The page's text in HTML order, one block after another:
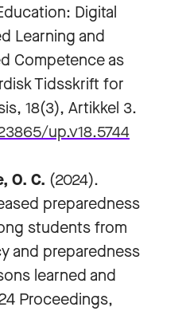
Digital
Learning and
Competence as
Tidsskrift for
18(3), Artikkel 3.
up.v18.5744
O. C. (2024).
preparedness
students from
and preparedness
learned and
Proceedings,